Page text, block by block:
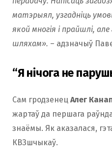
матэрыял, узгадніць
якой многія і прайшлі,
шляхам». – адзначыў
“Я нічога не
Сам гродзенец Алег
жартаў да першага
знаёмы. Як аказалася,
КВЗшчыкаў.